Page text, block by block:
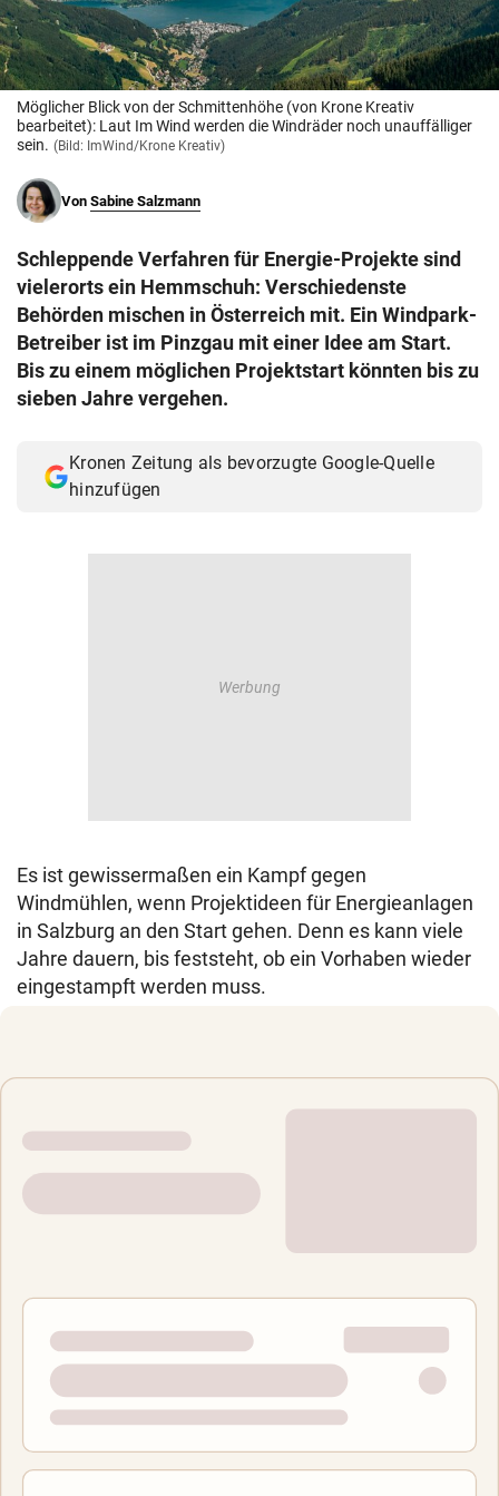
© Krone Multimedia GmbH & Co KG 2026
Muthgasse 2, 1190 Wien
Möglicher Blick von der Schmittenhöhe (von Krone Kreativ
bearbeitet): Laut Im Wind werden die Windräder noch unauffälliger
sein. (Bild: ImWind/Krone Kreativ)
Von Sabine Salzmann
Schleppende Verfahren für Energie-Projekte sind
vielerorts ein Hemmschuh: Verschiedenste
Behörden mischen in Österreich mit. Ein Windpark-
Betreiber ist im Pinzgau mit einer Idee am Start.
Bis zu einem möglichen Projektstart könnten bis zu
sieben Jahre vergehen.
Kronen Zeitung als bevorzugte Google-Quelle
hinzufügen
Es ist gewissermaßen ein Kampf gegen
Windmühlen, wenn Projektideen für Energieanlagen
in Salzburg an den Start gehen. Denn es kann viele
Jahre dauern, bis feststeht, ob ein Vorhaben wieder
eingestampft werden muss.